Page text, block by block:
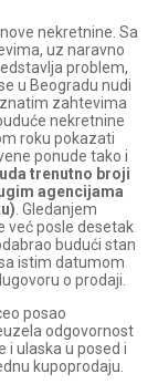
nekretnine. Sa
uz naravno
problem,
u Beogradu nudi
zahtevima
nekretnine
roku pokazati
ponude tako i
trenutno broji
agencijama
. Gledanjem
već posle desetak
budući stan
istim datumom
o prodaji.
posao
odgovornost
i ulaska u posed i
kupoprodaju.